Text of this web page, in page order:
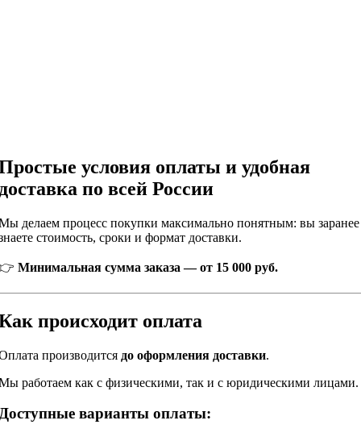
условия оплаты и удобная
по всей России
делаем процесс покупки максимально понятным: вы заранее
стоимость, сроки и формат доставки.
Минимальная сумма заказа — от 15 000 руб.
происходит оплата
производится до оформления доставки.
работаем как с физическими, так и с юридическими лицами.
варианты оплаты: